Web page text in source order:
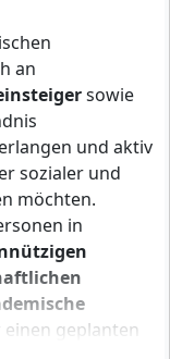
an
sowie
und aktiv
sozialer und
möchten.
in
geplanten